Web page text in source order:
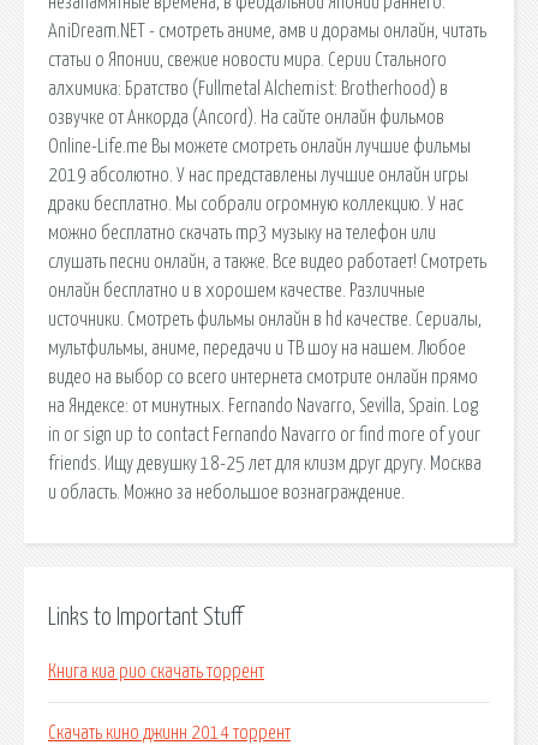
AniDream.NET - смотреть аниме, амв и дорамы онлайн, читать
статьи о Японии, свежие новости мира. Серии Стального
алхимика: Братство (Fullmetal Alchemist: Brotherhood) в
озвучке от Анкорда (Ancord). На сайте онлайн фильмов
Online-Life.me Вы можете смотреть онлайн лучшие фильмы
2019 абсолютно. У нас представлены лучшие онлайн игры
драки бесплатно. Мы собрали огромную коллекцию. У нас
можно бесплатно скачать mp3 музыку на телефон или
слушать песни онлайн, а также. Все видео работает! Смотреть
онлайн бесплатно и в хорошем качестве. Различные
источники. Смотреть фильмы онлайн в hd качестве. Сериалы,
мультфильмы, аниме, передачи и ТВ шоу на нашем. Любое
видео на выбор со всего интернета смотрите онлайн прямо
на Яндексе: от минутных. Fernando Navarro, Sevilla, Spain. Log
in or sign up to contact Fernando Navarro or find more of your
friends. Ищу девушку 18-25 лет для клизм друг другу. Москва
и область. Можно за небольшое вознаграждение.
Links to Important Stuff
Книга киа рио скачать торрент
Скачать кино джинн 2014 торрент